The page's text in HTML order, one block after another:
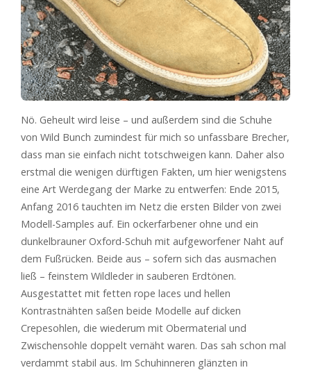
Nö. Geheult wird leise – und außerdem sind die Schuhe
von Wild Bunch zumindest für mich so unfassbare Brecher,
dass man sie einfach nicht totschweigen kann. Daher also
erstmal die wenigen dürftigen Fakten, um hier wenigstens
eine Art Werdegang der Marke zu entwerfen: Ende 2015,
Anfang 2016 tauchten im Netz die ersten Bilder von zwei
Modell-Samples auf. Ein ockerfarbener ohne und ein
dunkelbrauner Oxford-Schuh mit aufgeworfener Naht auf
dem Fußrücken. Beide aus – sofern sich das ausmachen
ließ – feinstem Wildleder in sauberen Erdtönen.
Ausgestattet mit fetten rope laces und hellen
Kontrastnähten saßen beide Modelle auf dicken
Crepesohlen, die wiederum mit Obermaterial und
Zwischensohle doppelt vernäht waren. Das sah schon mal
verdammt stabil aus. Im Schuhinneren glänzten in